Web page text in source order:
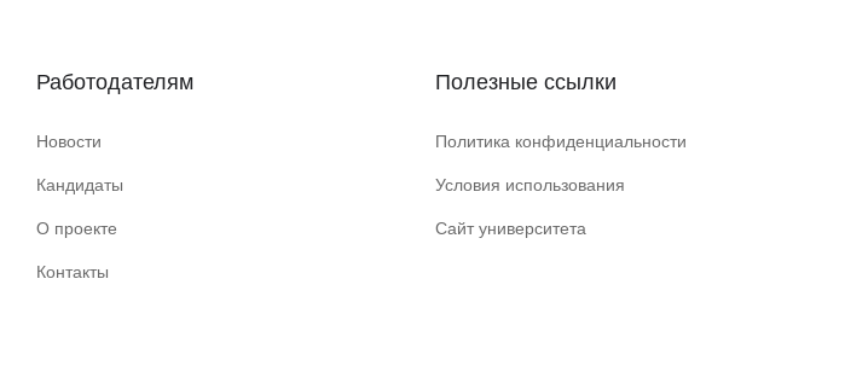
Работодателям
Новости
Кандидаты
О проекте
Контакты
Полезные ссылки
Политика конфиденциальности
Условия использования
Сайт университета